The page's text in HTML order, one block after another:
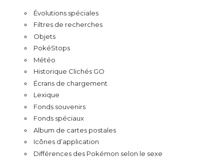
Évolutions spéciales
Filtres de recherches
Objets
PokéStops
Météo
Historique Clichés GO
Écrans de chargement
Lexique
Fonds souvenirs
Fonds spéciaux
Album de cartes postales
Icônes d’application
Différences des Pokémon selon le sexe